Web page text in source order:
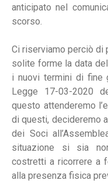
anticipato nel
scorso.
Ci riserviamo perciò di
solite forme la data
i nuovi termini di fine
Legge 17-03-2020
questo attenderemo
di questi, decideremo
dei Soci
situazione si sia
costretti a ricorrere a
alla presenza fisica